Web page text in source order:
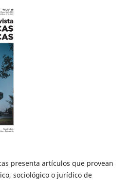
presenta artículos que provean
sociológico o jurídico de